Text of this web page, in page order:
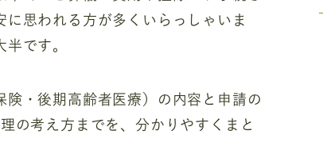
思われる方が多くいらっしゃいま
です。
・後期高齢者医療）の内容と申請の
の考え方までを、分かりやすくまと